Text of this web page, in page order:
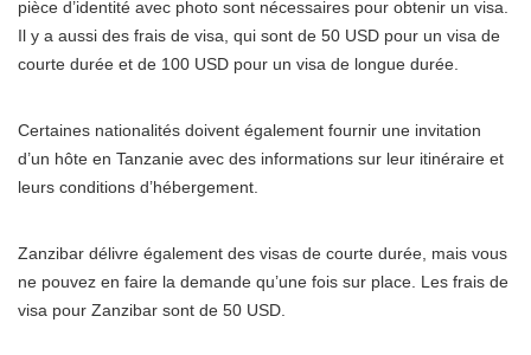
pièce d’identité avec photo sont nécessaires pour obtenir un visa.
Il y a aussi des frais de visa, qui sont de 50 USD pour un visa de
courte durée et de 100 USD pour un visa de longue durée.
Certaines nationalités doivent également fournir une invitation
d’un hôte en Tanzanie avec des informations sur leur itinéraire et
leurs conditions d’hébergement.
Zanzibar délivre également des visas de courte durée, mais vous
ne pouvez en faire la demande qu’une fois sur place. Les frais de
visa pour Zanzibar sont de 50 USD.